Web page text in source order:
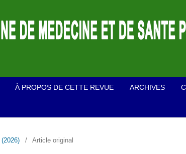
À PROPOS DE CETTE REVUE ARCHIVES
/ Article original